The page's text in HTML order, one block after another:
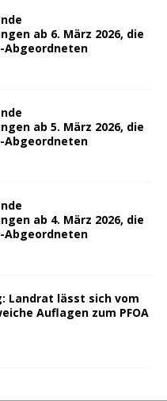
ab 6. März 2026, die
Abgeordneten
ab 5. März 2026, die
Abgeordneten
ab 4. März 2026, die
Abgeordneten
Landrat lässt sich vom
Auflagen zum PFOA